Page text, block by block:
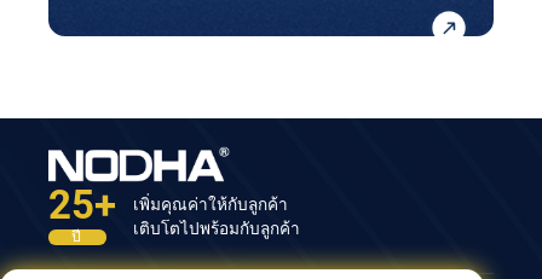
25+
ปี
เพิ่มคุณค่าให้กับลูกค้า
เติบโตไปพร้อมกับลูกค้า